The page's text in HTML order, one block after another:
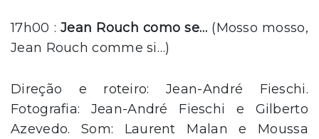
17h00 :Jean Rouch como se… (Mosso mosso,
Jean Rouch comme si…)
Direção e roteiro: Jean-André Fieschi.
Fotografia: Jean-André Fieschi e Gilberto
Azevedo. Som: Laurent Malan e Moussa